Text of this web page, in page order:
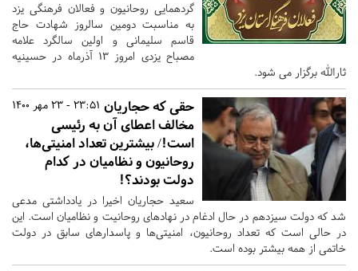
گردهمایی روحانیون و فعالان فرهنگی یزد
به مناسبت دومین سالروز شهادت حاج
قاسم سلیمانی و اولین سالگرد علامه
مصباح یزدی امروز 13 آذرماه در حسینیه
ثارالله برگزار می شود.
23:51 - 23 مهر 1400 حقی که حجاریان
مخالف اعطای آن به رئیسی
است!/ بیشترین تعداد امنیتی‌ها،
روحانیون و نظامیان در کدام
دولت بودند؟!
سعید حجاریان اخیرا در یادداشتی مدعی
شد که دولت سیزدهم در حال ادغام در نهادهای روحانیت و نظامیان است. این
در حالی است که تعداد روحانیون، امنیتی‌ها و پاسدارهای سابق در دولت
خاتمی از همه بیشتر بوده است.